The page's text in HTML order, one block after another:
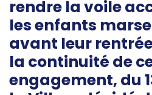
rendre la voile
les enfants
avant leur
la continuité de
engagement, du